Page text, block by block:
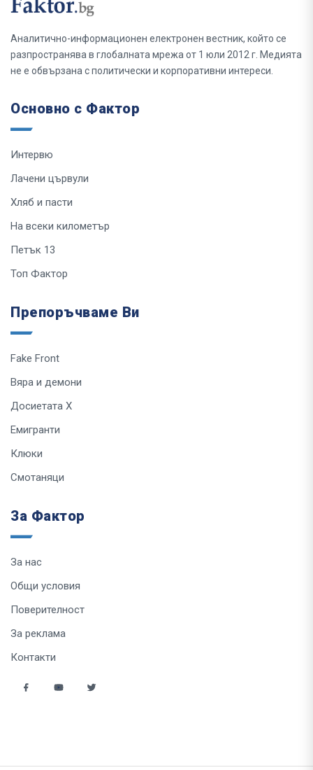
Аналитично-информационен електронен вестник, който се
разпространява в глобалната мрежа от 1 юли 2012 г. Медията
не е обвързана с политически и корпоративни интереси.
Основно с Фактор
Интервю
Лачени цървули
Хляб и пасти
На всеки километър
Петък 13
Топ Фактор
Препоръчваме Ви
Fake Front
Вяра и демони
Досиетата Х
Емигранти
Клюки
Смотаняци
За Фактор
За нас
Общи условия
Поверителност
За реклама
Контакти